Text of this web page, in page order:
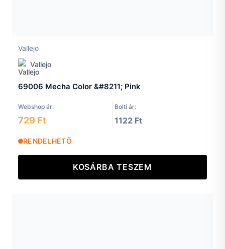
Vallejo
Vallejo
69006 Mecha Color &#8211; Pink
Webshop ár: Bolti ár:
729 Ft 1122 Ft
RENDELHETŐ
KOSÁRBA TESZEM